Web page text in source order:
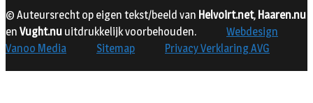
© Auteursrecht op eigen tekst/beeld van Helvoirt.net, Haaren.nu
en Vught.nu uitdrukkelijk voorbehouden.
Webdesign
Vanoo Media
Sitemap Privacy Verklaring AVG